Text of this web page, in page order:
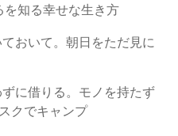
を知る幸せな生き方
おいて。朝日をただ見に
に借りる。モノを持たず
クでキャンプ